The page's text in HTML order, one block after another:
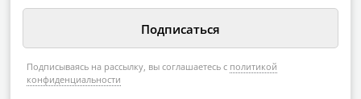
Подписываясь на рассылку, вы соглашаетесь с политикой
конфиденциальности